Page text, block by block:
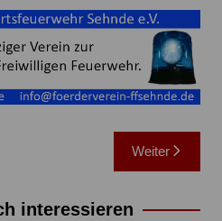
Weiter
interessieren